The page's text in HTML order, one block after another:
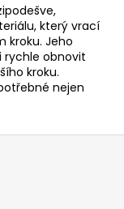
který vrací
kroku. Jeho
rychle obnovit
kroku.
nejen